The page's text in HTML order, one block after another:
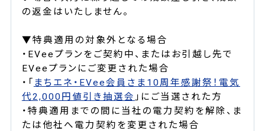
の返金はいたしません。
▼特典適用の対象外となる場合
・EVeeプランをご契約中、またはお引越し先で
EVeeプランにご変更された場合
・「 まちエネ・EVee会員さま10周年感謝祭！電気
代2,000円値引き抽選会 」にご当選された方
・特典適用までの間に当社の電力契約を解除、ま
たは他社へ電力契約を変更された場合